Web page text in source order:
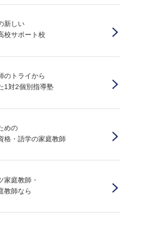
新しい
校サポート校
のトライから
1対2個別指導塾
めの
格・語学の家庭教師
家庭教師・
教師なら